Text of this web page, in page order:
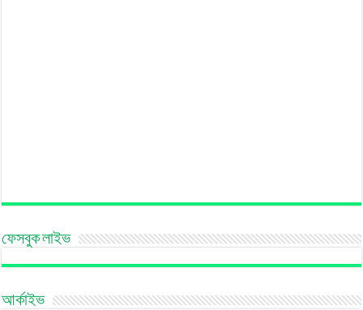
ফেসবুক লাইভ
আর্কাইভ